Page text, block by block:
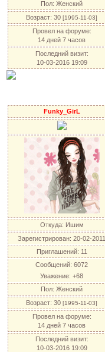
Пол: Женский
Возраст: 30 [1995-11-03]
Провел на форуме:
14 дней 7 часов
Последний визит:
10-03-2016 19:09
Funky_GirL
Откуда: Ишим
Зарегистрирован: 20-02-2011
Приглашений: 11
Сообщений: 6072
Уважение: +68
Пол: Женский
Возраст: 30 [1995-11-03]
Провел на форуме:
14 дней 7 часов
Последний визит:
10-03-2016 19:09